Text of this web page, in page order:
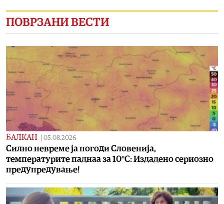
ПОВРЗАНИ ВЕСТИ
БАЛКАН | 05.08.2026
Силно невреме ја погоди Словенија,
температурите паднаа за 10°C: Издадено сериозно
предупредување!